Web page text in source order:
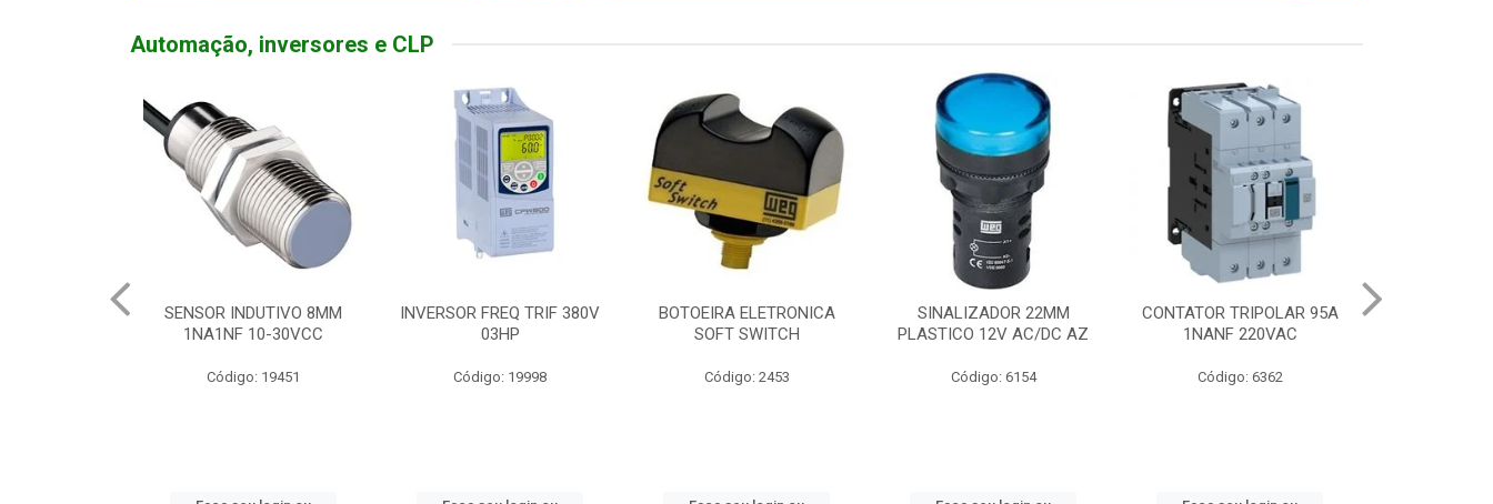
Automação, inversores e CLP
SENSOR INDUTIVO 8MM
1NA1NF 10-30VCC
Código: 19451
INVERSOR FREQ TRIF 380V
03HP
Código: 19998
BOTOEIRA ELETRONICA
SOFT SWITCH
Código: 2453
SINALIZADOR 22MM
PLASTICO 12V AC/DC AZ
Código: 6154
CONTATOR TRIPOLAR 95A
1NANF 220VAC
Código: 6362